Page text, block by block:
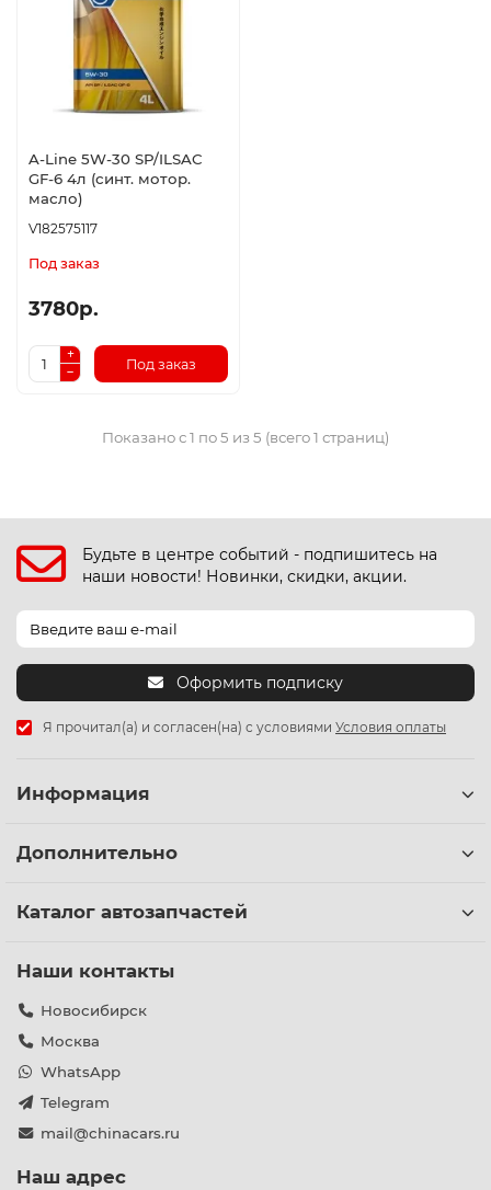
A-Line 5W-30 SP/ILSAC
GF-6 4л (синт. мотор.
масло)
V182575117
Под заказ
3780р.
Под заказ
Показано с 1 по 5 из 5 (всего 1 страниц)
Будьте в центре событий - подпишитесь на
наши новости! Новинки, скидки, акции.
Оформить подписку
Я прочитал(а) и согласен(на) с условиями Условия оплаты
Информация
Дополнительно
Каталог автозапчастей
Наши контакты
Новосибирск
Москва
WhatsApp
Telegram
mail@chinacars.ru
Наш адрес